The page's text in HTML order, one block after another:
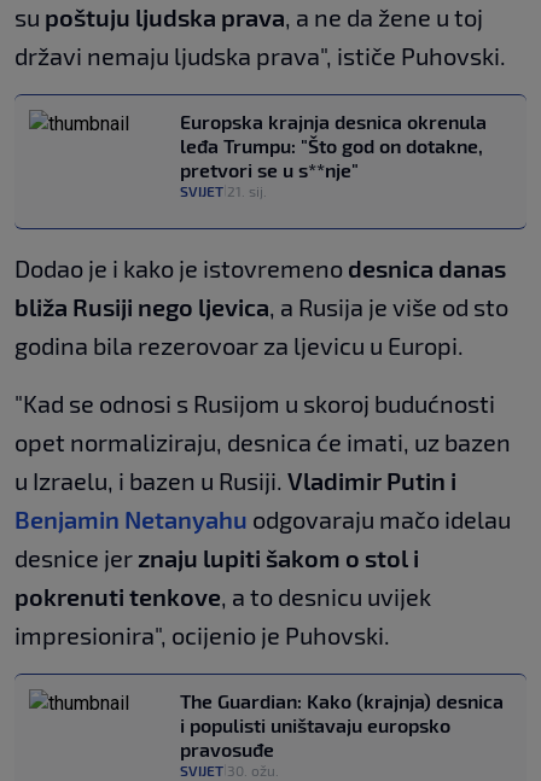
su poštuju ljudska prava , a ne da žene u toj
državi nemaju ljudska prava", ističe Puhovski.
Europska krajnja desnica okrenula
leđa Trumpu: "Što god on dotakne,
pretvori se u s**nje"
SVIJET 21. sij.
Dodao je i kako je istovremeno desnica danas
bliža Rusiji nego ljevica , a Rusija je više od sto
godina bila rezerovoar za ljevicu u Europi.
"Kad se odnosi s Rusijom u skoroj budućnosti
opet normaliziraju, desnica će imati, uz bazen
u Izraelu, i bazen u Rusiji. Vladimir Putin i
Benjamin Netanyahu odgovaraju mačo idelau
desnice jer znaju lupiti šakom o stol i
pokrenuti tenkove , a to desnicu uvijek
impresionira", ocijenio je Puhovski.
The Guardian: Kako (krajnja) desnica
i populisti uništavaju europsko
pravosuđe
SVIJET 30. ožu.